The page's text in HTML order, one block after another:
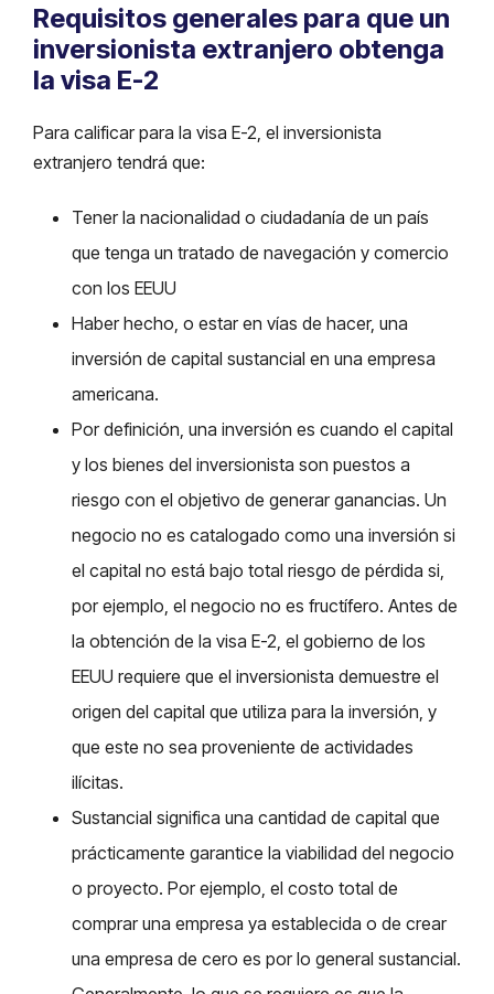
Requisitos generales para que un
inversionista extranjero obtenga
la visa E-2
Para calificar para la visa E-2, el inversionista
extranjero tendrá que:
Tener la nacionalidad o ciudadanía de un país
que tenga un tratado de navegación y comercio
con los EEUU
Haber hecho, o estar en vías de hacer, una
inversión de capital sustancial en una empresa
americana.
Por definición, una inversión es cuando el capital
y los bienes del inversionista son puestos a
riesgo con el objetivo de generar ganancias. Un
negocio no es catalogado como una inversión si
el capital no está bajo total riesgo de pérdida si,
por ejemplo, el negocio no es fructífero. Antes de
la obtención de la visa E-2, el gobierno de los
EEUU requiere que el inversionista demuestre el
origen del capital que utiliza para la inversión, y
que este no sea proveniente de actividades
ilícitas.
Sustancial significa una cantidad de capital que
prácticamente garantice la viabilidad del negocio
o proyecto. Por ejemplo, el costo total de
comprar una empresa ya establecida o de crear
una empresa de cero es por lo general sustancial.